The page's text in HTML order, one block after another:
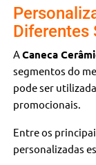
Diferentes
ACaneca
segmentos do
pode ser
promocionais.
Entre os
personalizadas